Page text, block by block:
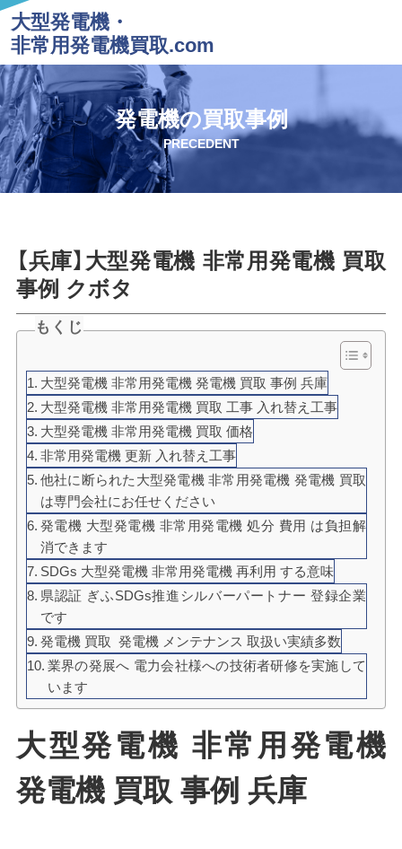
大型発電機・
非常用発電機買取.com
発電機の買取事例
PRECEDENT
【兵庫】大型発電機 非常用発電機 買取
事例 クボタ
もくじ
大型発電機 非常用発電機 発電機 買取 事例 兵庫
大型発電機 非常用発電機 買取 工事 入れ替え工事
大型発電機 非常用発電機 買取 価格
非常用発電機 更新 入れ替え工事
他社に断られた大型発電機 非常用発電機 発電機 買取
は専門会社にお任せください
発電機 大型発電機 非常用発電機 処分 費用 は負担解
消できます
SDGs 大型発電機 非常用発電機 再利用 する意味
県認証 ぎふSDGs推進シルバーパートナー 登録企業
です
発電機 買取 発電機 メンテナンス 取扱い実績多数
業界の発展へ 電力会社様への技術者研修を実施して
います
大型発電機 非常用発電機
発電機 買取 事例 兵庫